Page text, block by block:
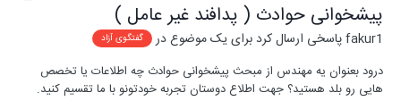
پیشخوانی حوادث ( پدافند غیر عامل )
fakur1پاسخی ارسال کرد برای یک موضوع در گفتگوی آزاد
درود بعنوان یه مهندس از مبحث پیشخوانی حوادث چه اطلاعات یا تخصص
هایی رو بلد هستید؟ جهت اطلاع دوستان تجربه خودتونو با ما تقسیم کنید.